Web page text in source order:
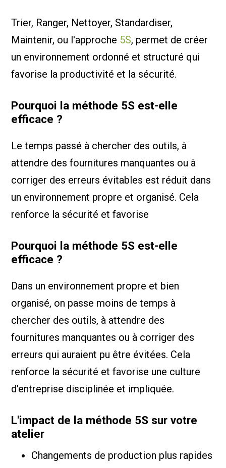
Trier, Ranger, Nettoyer, Standardiser,
Maintenir, ou l'approche 5S, permet de créer
un environnement ordonné et structuré qui
favorise la productivité et la sécurité.
Pourquoi la méthode 5S est-elle
efficace ?
Le temps passé à chercher des outils, à
attendre des fournitures manquantes ou à
corriger des erreurs évitables est réduit dans
un environnement propre et organisé. Cela
renforce la sécurité et favorise
Pourquoi la méthode 5S est-elle
efficace ?
Dans un environnement propre et bien
organisé, on passe moins de temps à
chercher des outils, à attendre des
fournitures manquantes ou à corriger des
erreurs qui auraient pu être évitées. Cela
renforce la sécurité et favorise une culture
d'entreprise disciplinée et impliquée.
L'impact de la méthode 5S sur votre
atelier
Changements de production plus rapides